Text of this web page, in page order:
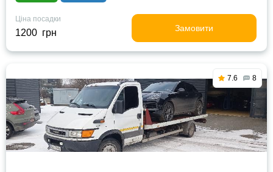
Ціна посадки
1200 грн Замовити
7.6 8